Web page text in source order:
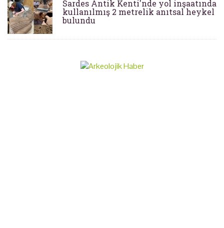
Sardes Antik Kenti'nde yol inşaatında
kullanılmış 2 metrelik anıtsal heykel
bulundu